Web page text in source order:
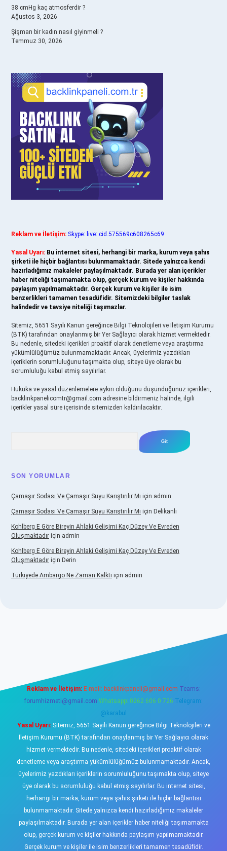
38 cmHg kaç atmosferdir ?
Ağustos 3, 2026
Şişman bir kadın nasıl giyinmeli ?
Temmuz 30, 2026
Reklam ve İletişim: Skype: live:.cid.575569c608265c69
Yasal Uyarı: Bu internet sitesi, herhangi bir marka, kurum veya şahıs
şirketi ile hiçbir bağlantısı bulunmamaktadır. Sitede yalnızca kendi
hazırladığımız makaleler paylaşılmaktadır. Burada yer alan içerikler
haber niteliği taşımamakta olup, gerçek kurum ve kişiler hakkında
paylaşım yapılmamaktadır. Gerçek kurum ve kişiler ile isim
benzerlikleri tamamen tesadüfidir. Sitemizdeki bilgiler taslak
halindedir ve tavsiye niteliği taşımazlar.
Sitemiz, 5651 Sayılı Kanun gereğince Bilgi Teknolojileri ve İletişim Kurumu
(BTK) tarafından onaylanmış bir Yer Sağlayıcı olarak hizmet vermektedir.
Bu nedenle, sitedeki içerikleri proaktif olarak denetleme veya araştırma
yükümlülüğümüz bulunmamaktadır. Ancak, üyelerimiz yazdıkları
içeriklerin sorumluluğunu taşımakta olup, siteye üye olarak bu
sorumluluğu kabul etmiş sayılırlar.
Hukuka ve yasal düzenlemelere aykırı olduğunu düşündüğünüz içerikleri,
backlinkpanelicomtr@gmail.com adresine bildirmeniz halinde, ilgili
içerikler yasal süre içerisinde sitemizden kaldırılacaktır.
SON YORUMLAR
Çamaşır Sodası Ve Çamaşır Suyu Karıştırılır Mı için admin
Çamaşır Sodası Ve Çamaşır Suyu Karıştırılır Mı için Delikanlı
Kohlberg E Göre Bireyin Ahlaki Gelişimi Kaç Düzey Ve Evreden
Oluşmaktadır için admin
Kohlberg E Göre Bireyin Ahlaki Gelişimi Kaç Düzey Ve Evreden
Oluşmaktadır için Derin
Türkiyede Ambargo Ne Zaman Kalktı için admin
Reklam ve İletişim: E-mail: backlinkpaneli@gmail.com Teams:
forumhizmeti@gmail.com Whatsapp: 0262 606 0 726 Telegram:
@karabul
Yasal Uyarı:Sitemiz, 5651 Sayılı Kanun gereğince Bilgi Teknolojileri ve
İletişim Kurumu (BTK) tarafından onaylanmış bir Yer Sağlayıcı olarak
hizmet vermektedir. Bu nedenle, sitedeki içerikleri proaktif olarak
denetleme veya araştırma yükümlülüğümüz bulunmamaktadır. Ancak,
üyelerimiz yazdıkları içeriklerin sorumluluğunu taşımakta olup, siteye
üye olarak bu sorumluluğu kabul etmiş sayılırlar. Bu internet sitesi,
herhangi bir marka, kurum veya şahıs şirketi ile hiçbir bağlantısı
bulunmamaktadır. Sitede yalnızca kendi hazırladığımız makaleler
paylaşılmaktadır. Burada yer alan içerikler haber niteliği taşımamakta
olup, gerçek kurum ve kişiler hakkında paylaşım yapılmamaktadır.
Gerçek kurum ve kişiler ile isim benzerlikleri tamamen tesadüfidir.